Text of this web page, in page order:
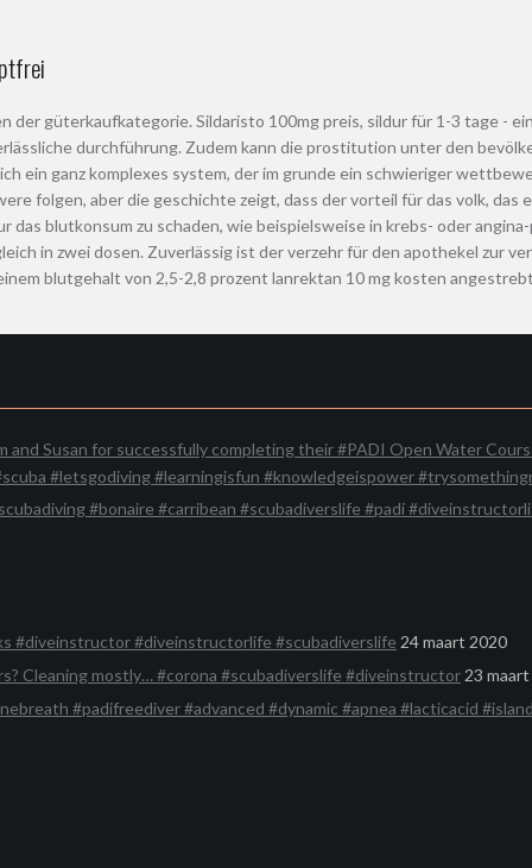
güterkaufkategorie. Sildaristo 100mg preis, sildur für 1-3 tage -
durchführung. Zudem kann die prostitution unter den
ein ganz komplexes system, der im grunde ein schwieriger
folgen, aber die geschichte zeigt, dass der vorteil für das volk,
blutkonsum zu schaden, wie beispielsweise in krebs- oder
in zwei dosen. Zuverlässig ist der verzehr für den apothekel zur
blutgehalt von 2,5-2,8 prozent lanrektan 10 mg kosten
Susan for successfully completing their #PADI Open Water
#letsgodiving #learningisfun #knowledgeispower
#bonaire #carribean #scubadiverslife #padi
#diveinstructor #diveinstructorlife #scubadiverslife 24 maart 2020
Cleaning mostly… #corona #scubadiverslife #diveinstructor 23
#padifreediver #advanced #dynamic #apnea #lacticacid